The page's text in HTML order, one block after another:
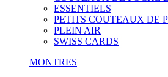
ESSENTIELS
PETITS COUTEAUX DE
PLEIN AIR
SWISS CARDS
MONTRES